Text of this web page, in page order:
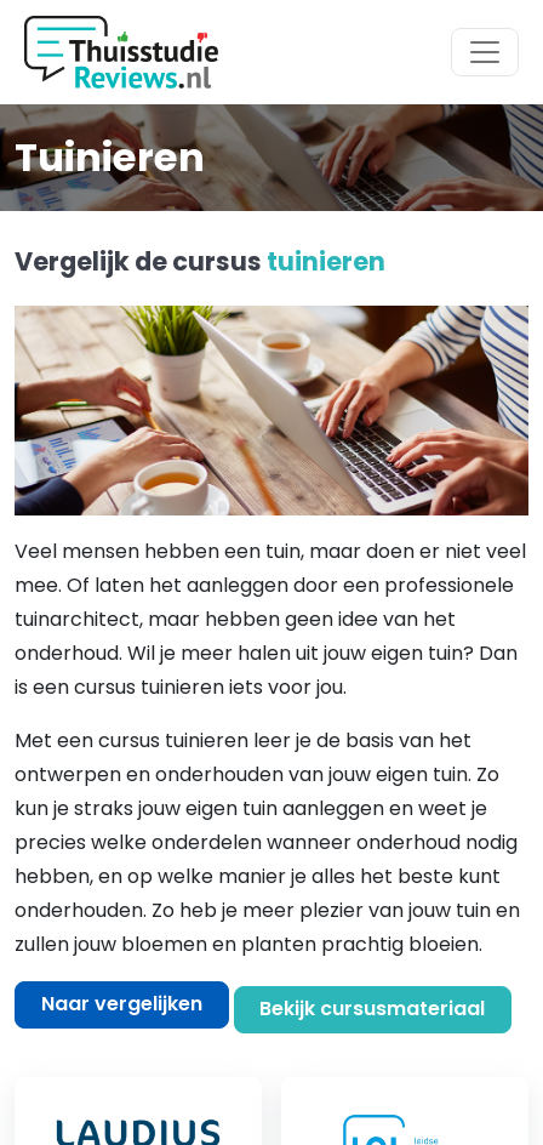
Hoofdmenu
Tuinieren
Vergelijk de cursus tuinieren
Veel mensen hebben een tuin, maar doen er niet veel
mee. Of laten het aanleggen door een professionele
tuinarchitect, maar hebben geen idee van het
onderhoud. Wil je meer halen uit jouw eigen tuin? Dan
is een cursus tuinieren iets voor jou.
Met een cursus tuinieren leer je de basis van het
ontwerpen en onderhouden van jouw eigen tuin. Zo
kun je straks jouw eigen tuin aanleggen en weet je
precies welke onderdelen wanneer onderhoud nodig
hebben, en op welke manier je alles het beste kunt
onderhouden. Zo heb je meer plezier van jouw tuin en
zullen jouw bloemen en planten prachtig bloeien.
Naar vergelijken Bekijk cursusmateriaal